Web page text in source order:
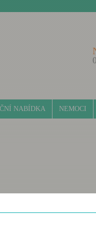
0
NABÍDKA NEMOCI
Evropského parlamentu